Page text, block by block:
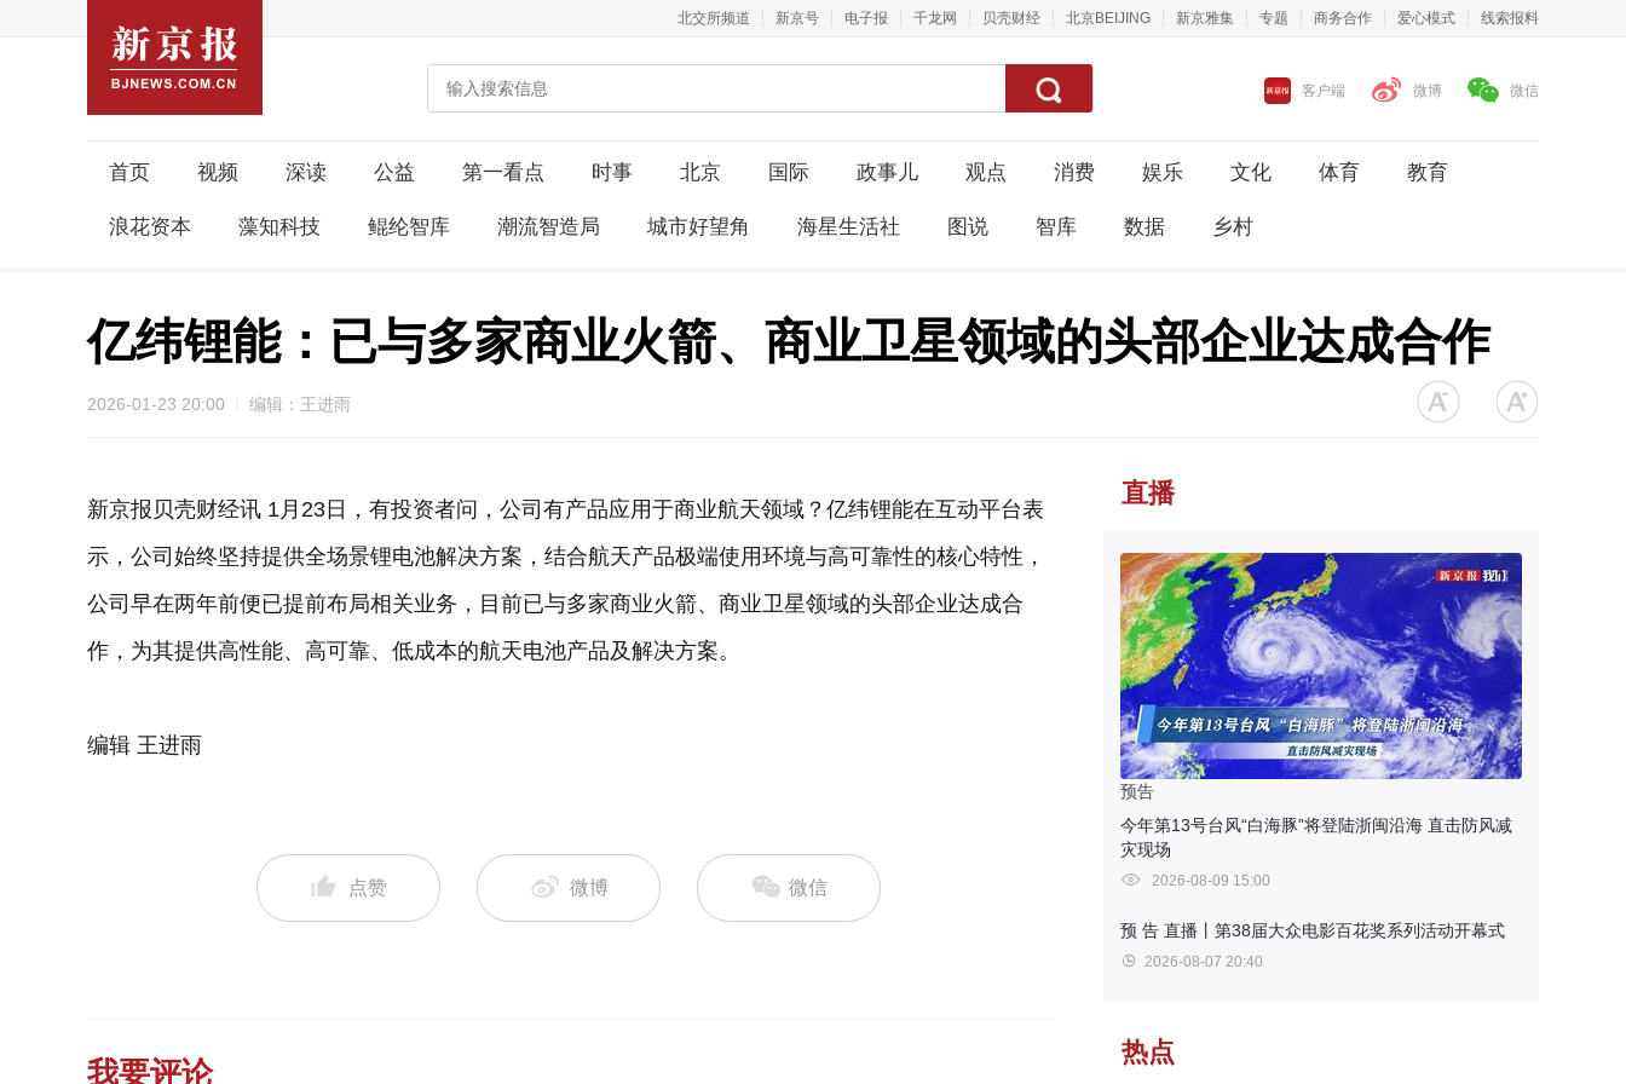
北交所频道 新京号 电子报 千龙网 贝壳财经 北京BEIJING 新京雅集 专题 商务合作 爱心模式 线索报料
客户端 微博 微信
首页 视频 深读 公益 第一看点 时事 北京 国际 政事儿 观点 消费 娱乐 文化 体育 教育
浪花资本 藻知科技 鲲纶智库 潮流智造局 城市好望角 海星生活社 图说 智库 数据 乡村
亿纬锂能：已与多家商业火箭、商业卫星领域的头部企业达成合作
2026-01-23 20:00 编辑：王进雨
新京报贝壳财经讯 1月23日，有投资者问，公司有产品应用于商业航天领域？亿纬锂能在互动平台表
示，公司始终坚持提供全场景锂电池解决方案，结合航天产品极端使用环境与高可靠性的核心特性，
公司早在两年前便已提前布局相关业务，目前已与多家商业火箭、商业卫星领域的头部企业达成合
作，为其提供高性能、高可靠、低成本的航天电池产品及解决方案。
编辑 王进雨
点赞 微博 微信
我要评论
直播
预告
今年第13号台风“白海豚”将登陆浙闽沿海 直击防风减
灾现场
2026-08-09 15:00
预 告 直播丨第38届大众电影百花奖系列活动开幕式
2026-08-07 20:40
热点